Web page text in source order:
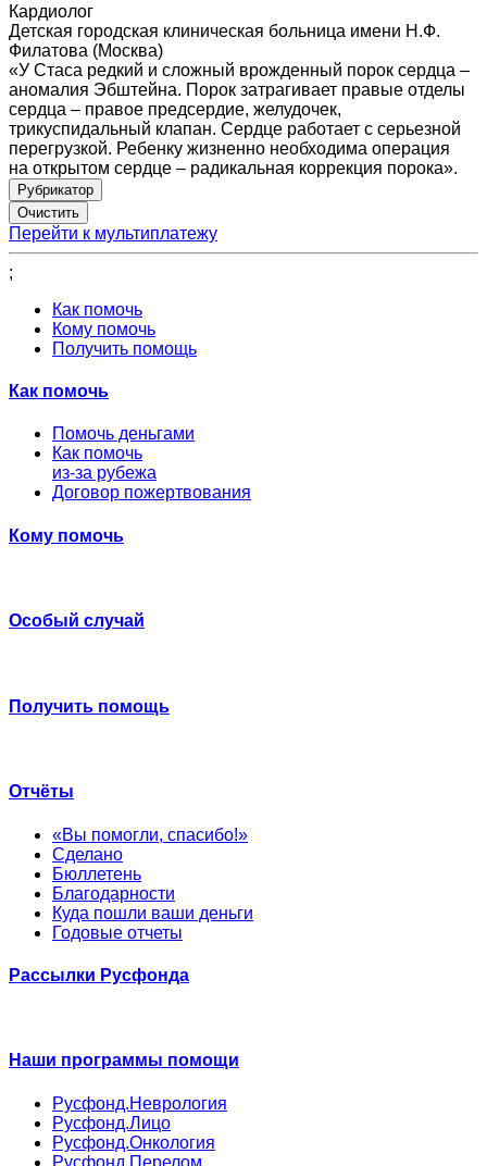
Кардиолог
Детская городская клиническая больница имени Н.Ф.
Филатова (Москва)
«У Стаса редкий и сложный врожденный порок сердца –
аномалия Эбштейна. Порок затрагивает правые отделы
сердца – правое предсердие, желудочек,
трикуспидальный клапан. Сердце работает с серьезной
перегрузкой. Ребенку жизненно необходима операция
на открытом сердце – радикальная коррекция порока».
Рубрикатор
Перейти к мультиплатежу
;
Как помочь
Кому помочь
Получить помощь
Как помочь
Помочь деньгами
Как помочь
из-за рубежа
Договор пожертвования
Кому помочь
Особый случай
Получить помощь
Отчёты
«Вы помогли, спасибо!»
Сделано
Бюллетень
Благодарности
Куда пошли ваши деньги
Годовые отчеты
Рассылки Русфонда
Наши программы помощи
Русфонд.Неврология
Русфонд.Лицо
Русфонд.Онкология
Русфонд.Перелом